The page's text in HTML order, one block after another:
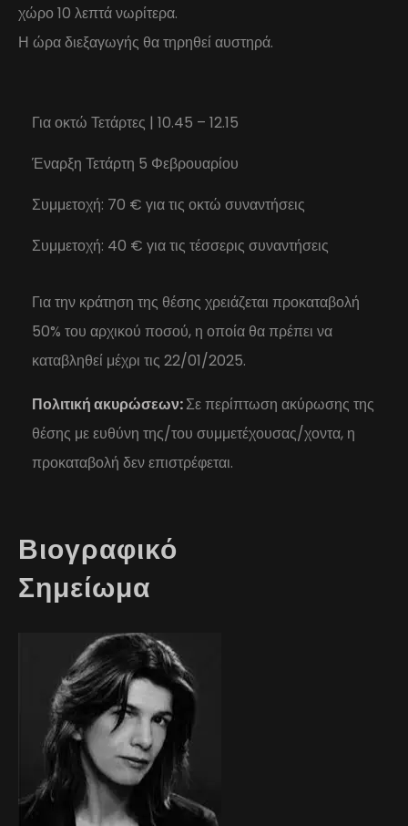
χώρο 10 λεπτά νωρίτερα.
Η ώρα διεξαγωγής θα τηρηθεί αυστηρά.
Για οκτώ Τετάρτες | 10.45 – 12.15
Έναρξη Τετάρτη 5 Φεβρουαρίου
Συμμετοχή: 70 € για τις οκτώ συναντήσεις
Συμμετοχή: 40 € για τις τέσσερις συναντήσεις
Για την κράτηση της θέσης χρειάζεται προκαταβολή
50% του αρχικού ποσού, η οποία θα πρέπει να
καταβληθεί μέχρι τις 22/01/2025.
Πολιτική ακυρώσεων:Σε περίπτωση ακύρωσης της
θέσης με ευθύνη της/του συμμετέχουσας/χοντα, η
προκαταβολή δεν επιστρέφεται.
Βιογραφικό
Σημείωμα